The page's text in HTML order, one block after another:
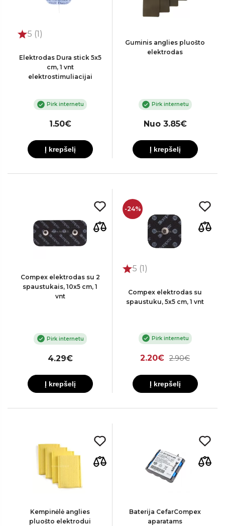
5 (1)
Elektrodas Dura stick 5x5
cm, 1 vnt
elektrostimuliacijai
Pirk internetu
1.50€
Į krepšelį
Guminis anglies pluošto
elektrodas
Pirk internetu
Nuo 3.85€
Į krepšelį
Compex elektrodas su 2
spaustukais, 10x5 cm, 1
vnt
Pirk internetu
4.29€
Į krepšelį
-24%
5 (1)
Compex elektrodas su
spaustuku, 5x5 cm, 1 vnt
Pirk internetu
2.20€ 2.90€
Į krepšelį
Kempinėlė anglies
pluošto elektrodui
Baterija CefarCompex
aparatams